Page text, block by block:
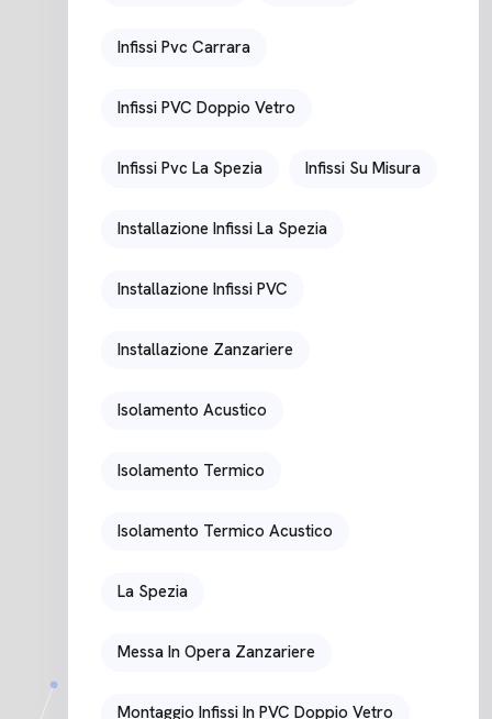
Infissi Pvc Carrara
Infissi PVC Doppio Vetro
Infissi Pvc La Spezia Infissi Su Misura
Installazione Infissi La Spezia
Installazione Infissi PVC
Installazione Zanzariere
Isolamento Acustico
Isolamento Termico
Isolamento Termico Acustico
La Spezia
Messa In Opera Zanzariere
Montaggio Infissi In PVC Doppio Vetro